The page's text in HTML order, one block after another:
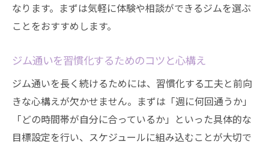
なります。まずは気軽に体験や相談ができるジムを選ぶ
ことをおすすめします。
ジム通いを習慣化するためのコツと心構え
ジム通いを長く続けるためには、習慣化する工夫と前向
きな心構えが欠かせません。まずは「週に何回通うか」
「どの時間帯が自分に合っているか」といった具体的な
目標設定を行い、スケジュールに組み込むことが大切で